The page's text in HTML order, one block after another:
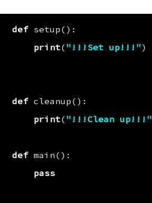
def setup():
print("!!!Set up!!!")
def cleanup():
print("!!!Clean up!!!"
def main():
pass